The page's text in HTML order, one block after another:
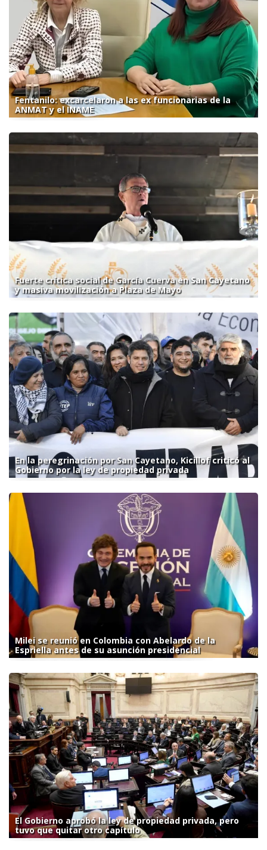
Fentanilo: excarcelaron a las ex funcionarias de la
ANMAT y el INAME
Fuerte crítica social de García Cuerva en San Cayetano
y masiva movilización a Plaza de Mayo
En la peregrinación por San Cayetano, Kicillof criticó al
Gobierno por la ley de propiedad privada
Milei se reunió en Colombia con Abelardo de la
Espriella antes de su asunción presidencial
El Gobierno aprobó la ley de propiedad privada, pero
tuvo que quitar otro capítulo